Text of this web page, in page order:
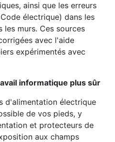
ainsi que les erreurs
électrique) dans les
murs. Ces sources
avec l'aide
expérimentés avec
informatique plus sûr
d'alimentation électrique
de vos pieds, y
et protecteurs de
aux champs